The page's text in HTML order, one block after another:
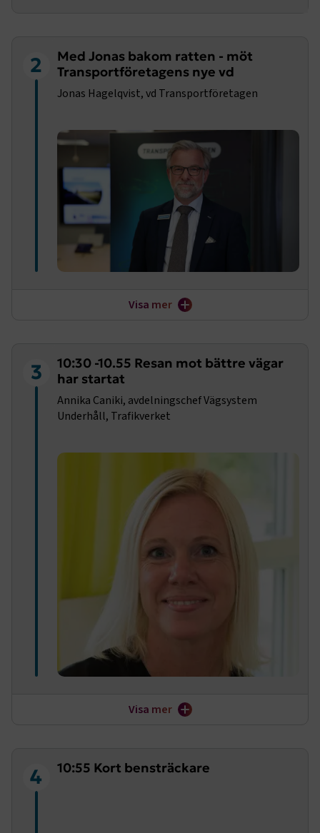
2
Med Jonas bakom ratten - möt
Transportföretagens nye vd
Jonas Hagelqvist, vd Transportföretagen
I november 2025 tillträdde Jonas Hagelqvist som ny vd
Finns det något vi kan lära av dem och vilka utmaningar
ser Jonas för svensk vägtransportsektor de kommande
Visa mer
3
10:30 -10.55 Resan mot bättre vägar
har startat
Annika Caniki, avdelningschef Vägsystem
Underhåll, Trafikverket
Trafikverket ska nu hantera en historisk stor ram för
transportinfrastrukturen, 1200 miljarder kronor ska
återbetalas under planperioden. Är Trafikverket rustade?
Visa mer
4 10:55 Kort bensträckare